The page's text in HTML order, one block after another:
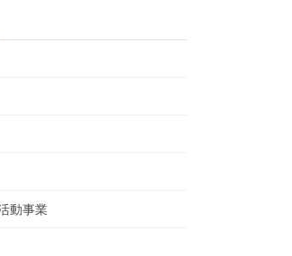
動事業